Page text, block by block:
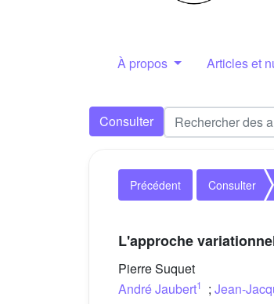
À propos Articles et
Consulter
Précédent Consulter
L'approche
Pierre Suquet
André Jaubert1 ; Jean-